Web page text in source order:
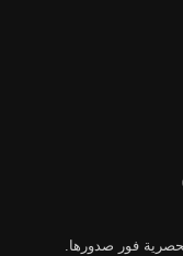
فور صدورها.